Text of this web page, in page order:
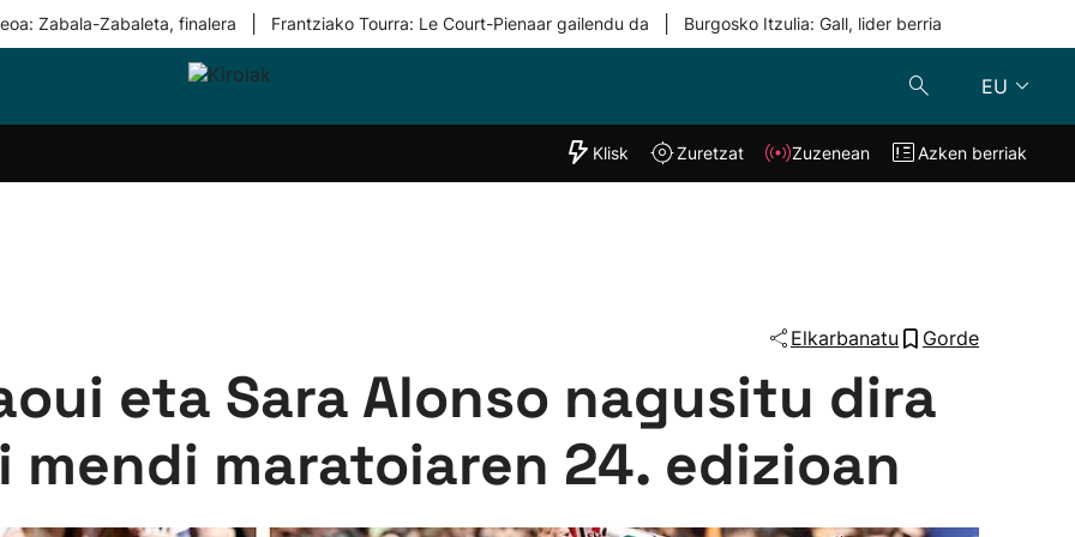
Zabala-Zabaleta, finalera Frantziako Tourra: Le Court-Pienaar gailendu da Burgosko Itzulia: Gall, lider berria
EU
Taldeak
"Helmuga"
Klisk Zuzenean
Klisk Zuretzat Zuzenean Azken berriak
Elkarbanatu Gorde
eta Sara Alonso nagusitu dira
mendi maratoiaren 24. edizioan